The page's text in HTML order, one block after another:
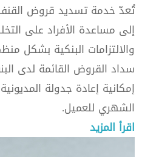
تُعدّ خدمة تسديد قروض
إلى مساعدة الأفراد على
والالتزامات البنكية بشكل
سداد القروض القائمة لدى
إمكانية إعادة جدولة
الشهري للعميل.
اقرأ المزيد